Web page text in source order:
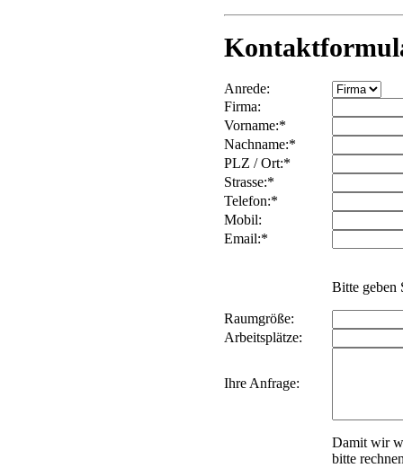
Anrede:
Firma:
Vorname:*
Nachname:*
PLZ / Ort:*
Strasse:*
Telefon:*
Mobil:
Email:*
Bitte geben
Raumgröße:
Arbeitsplätze:
Ihre Anfrage:
Damit wir
bitte